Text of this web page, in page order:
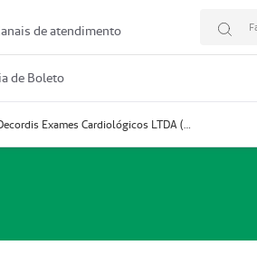
de atendimento
de Boleto
Prestador Decordis Exames Cardiológicos LTDA (51004346-0)